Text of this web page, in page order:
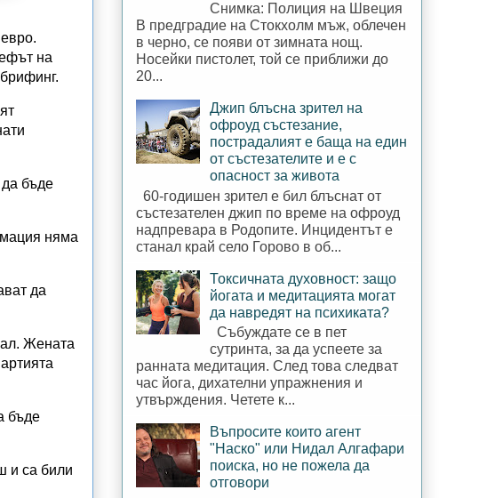
на
да бъде
няма
да
Жената
бъде
и са били
Снимка: Полиция на Швеция
В предградие на Стокхолм мъж, облечен
в черно, се появи от зимната нощ.
Носейки пистолет, той се приближи до
20...
Джип блъсна зрител на
офроуд състезание,
пострадалият е баща на един
от състезателите и е с
опасност за живота
60-годишен зрител е бил блъснат от
състезателен джип по време на офроуд
надпревара в Родопите. Инцидентът е
станал край село Горово в об...
Токсичната духовност: защо
йогата и медитацията могат
да навредят на психиката?
Събуждате се в пет
сутринта, за да успеете за
ранната медитация. След това следват
час йога, дихателни упражнения и
утвърждения. Четете к...
Въпросите които агент
"Наско" или Нидал Алгафари
поиска, но не пожела да
отговори